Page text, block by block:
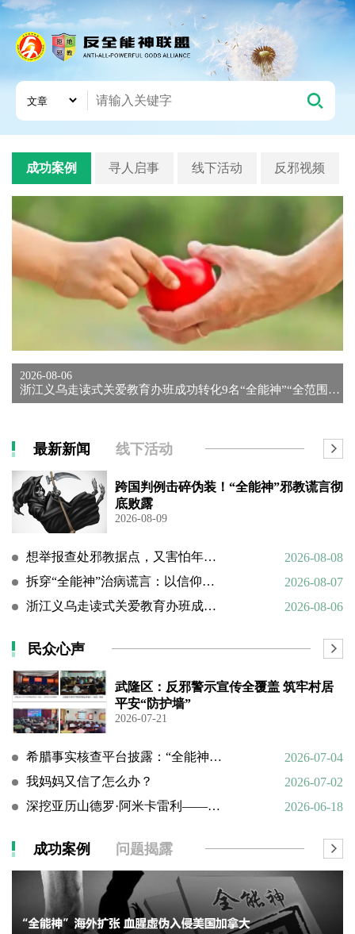
成功案例 寻人启事 线下活动 反邪视频
2026-08-06
浙江义乌走读式关爱教育办班成功转化9名“全能神”“全范围教会...
最新新闻 线下活动
跨国判例击碎伪装！“全能神”邪教谎言彻
底败露
2026-08-09
想举报查处邪教据点，又害怕年迈的父母心理难以承受
2026-08-08
拆穿“全能神”治病谎言：以信仰绑架生命，以洗脑延误治疗
2026-08-07
浙江义乌走读式关爱教育办班成功转化9名“全能神”“全范围教会”等邪教人员
2026-08-06
民众心声
武隆区：反邪警示宣传全覆盖 筑牢村居
平安“防护墙”
2026-07-21
希腊事实核查平台披露：“全能神”邪教借AI技术向欧洲渗透
2026-07-04
我妈妈又信了怎么办？
2026-07-02
深挖亚历山德罗·阿米卡雷利——一个邪教组织的国际帮凶
2026-06-18
成功案例 问题揭露